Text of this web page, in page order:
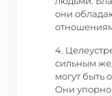
они
4.
сильным
могут быть
Они упорно